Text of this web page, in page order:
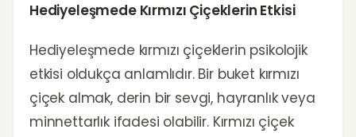
Hediyeleşmede Kırmızı Çiçeklerin Etkisi
Hediyeleşmede kırmızı çiçeklerin psikolojik
etkisi oldukça anlamlıdır. Bir buket kırmızı
çiçek almak, derin bir sevgi, hayranlık veya
minnettarlık ifadesi olabilir. Kırmızı çiçek